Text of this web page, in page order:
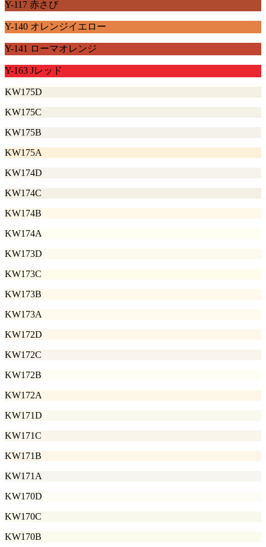
Y-117 赤さび
Y-140 オレンジイエロー
Y-141 ローマオレンジ
Y-163 Jレッド
KW175D
KW175C
KW175B
KW175A
KW174D
KW174C
KW174B
KW174A
KW173D
KW173C
KW173B
KW173A
KW172D
KW172C
KW172B
KW172A
KW171D
KW171C
KW171B
KW171A
KW170D
KW170C
KW170B